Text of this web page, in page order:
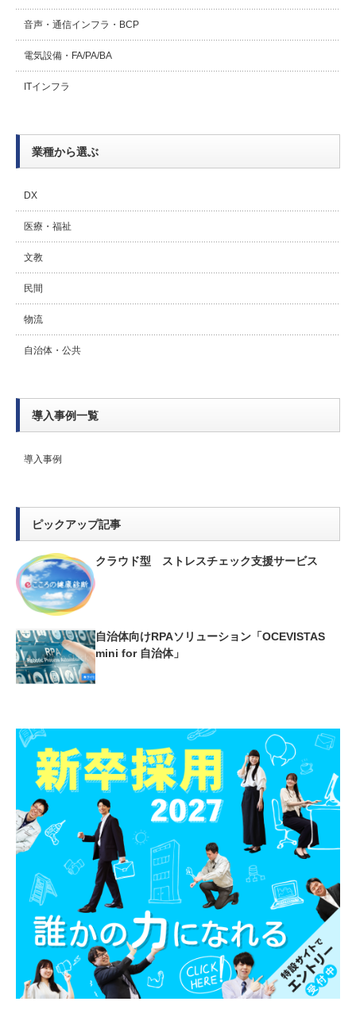
音声・通信インフラ・BCP
電気設備・FA/PA/BA
ITインフラ
業種から選ぶ
DX
医療・福祉
文教
民間
物流
自治体・公共
導入事例一覧
導入事例
ピックアップ記事
クラウド型 ストレスチェック支援サービス
自治体向けRPAソリューション「OCEVISTAS
mini for 自治体」